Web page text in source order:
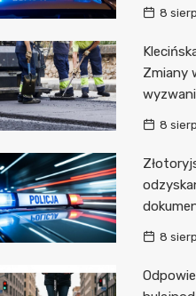
8
Zmiany
8
8